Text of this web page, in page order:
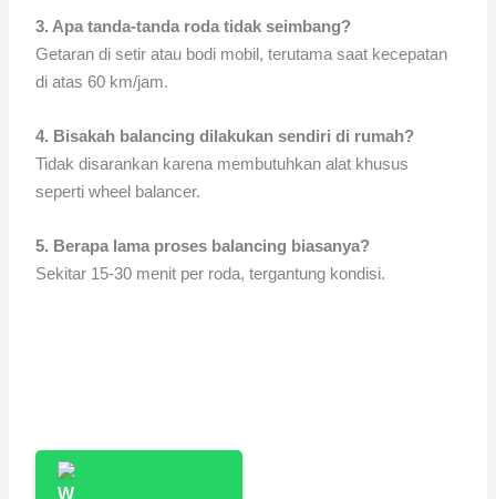
3. Apa tanda-tanda roda tidak seimbang?
Getaran di setir atau bodi mobil, terutama saat kecepatan
di atas 60 km/jam.
4. Bisakah balancing dilakukan sendiri di rumah?
Tidak disarankan karena membutuhkan alat khusus
seperti wheel balancer.
5. Berapa lama proses balancing biasanya?
Sekitar 15-30 menit per roda, tergantung kondisi.